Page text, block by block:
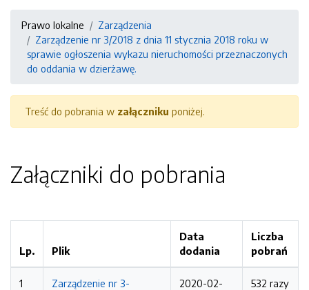
Prawo lokalne
Zarządzenia
Zarządzenie nr 3/2018 z dnia 11 stycznia 2018 roku w
sprawie ogłoszenia wykazu nieruchomości przeznaczonych
do oddania w dzierżawę.
Treść do pobrania w załączniku poniżej.
Załączniki do pobrania
Lp. Plik
Data
dodania
Liczba
pobrań
1
Zarządzenie nr 3-
2020-02-
532 razy